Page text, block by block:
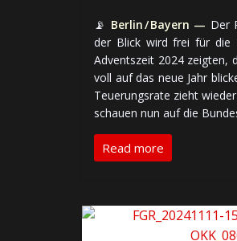
📡 Berlin / Bayern — Der
der Blick wird frei für die
Advents­zeit 2024 zeig­ten,
voll auf das neue Jahr
Teue­rungs­rate zieht
schauen nun auf die
Read more